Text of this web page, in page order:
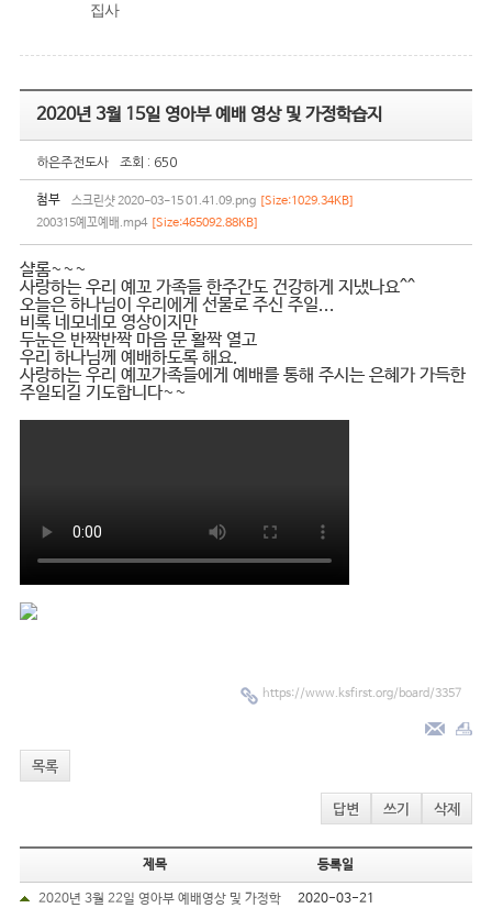
집사
2020년 3월 15일 영아부 예배 영상 및 가정학습지
하은주전도사 조회 : 650
첨부 스크린샷 2020-03-15 01.41.09.png [Size:1029.34KB]
200315예꼬예배.mp4 [Size:465092.88KB]
샬롬~~~
사랑하는 우리 예꼬 가족들 한주간도 건강하게 지냈나요^^
오늘은 하나님이 우리에게 선물로 주신 주일...
비록 네모네모 영상이지만
두눈은 반짝반짝 마음 문 활짝 열고
우리 하나님께 예배하도록 해요.
사랑하는 우리 예꼬가족들에게 예배를 통해 주시는 은혜가 가득한
주일되길 기도합니다~~
https://www.ksfirst.org/board/3357
목록
답변 쓰기 삭제
제목 등록일
2020년 3월 22일 영아부 예배영상 및 가정학 2020-03-21